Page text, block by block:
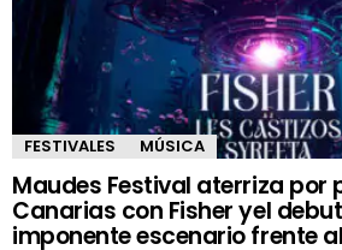
FESTIVALES MÚSICA
Maudes Festival aterriza por
Canarias con Fisher yel
imponente escenario frente